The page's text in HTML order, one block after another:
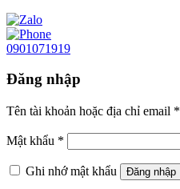
0901071919
Đăng nhập
Tên tài khoản hoặc địa chỉ email *
Mật khẩu *
Ghi nhớ mật khẩu Đăng nhập